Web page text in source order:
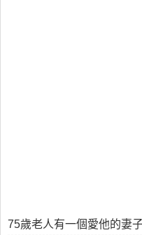
75歲老人有一個愛他的妻